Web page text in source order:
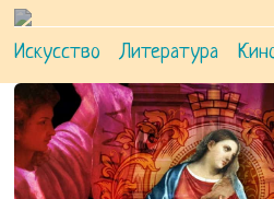
Искусство Литература